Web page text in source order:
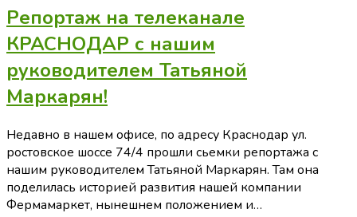
в
брудерах
⭕Преимущества,
требования,
советы
и
от
опытных
птицеводов,
которые
помогут
Репортаж на телеканале
КРАСНОДАР с нашим
руководителем Татьяной
Маркарян!
Недавно в нашем офисе, по адресу Краснодар ул.
ростовское шоссе 74/4 прошли сьемки репортажа с
нашим руководителем Татьяной Маркарян. Там она
поделилась историей развития нашей компании
Фермамаркет, нынешнем положением и…